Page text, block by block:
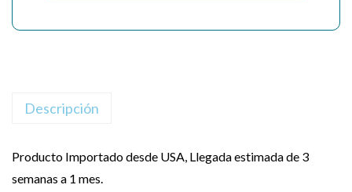
Descripción
Producto Importado desde USA, Llegada estimada de 3
semanas a 1 mes.